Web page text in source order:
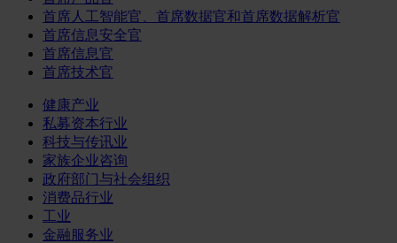
首席人工智能官、首席数据官和首席数据解析官
首席信息安全官
首席信息官
首席技术官
健康产业
私募资本行业
科技与传讯业
家族企业咨询
政府部门与社会组织
消费品行业
工业
金融服务业